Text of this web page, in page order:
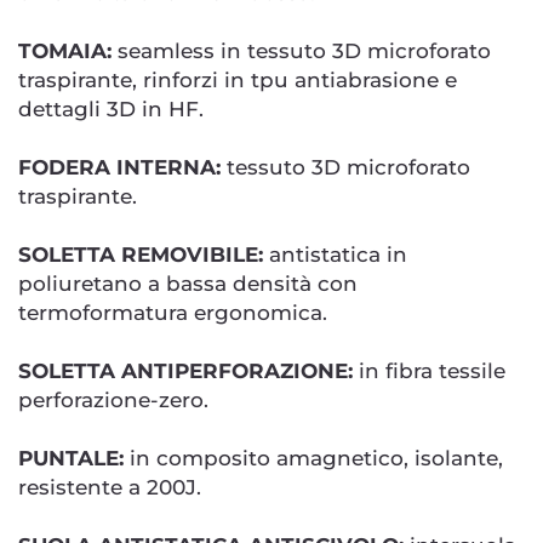
TOMAIA: seamless in tessuto 3D microforato
traspirante, rinforzi in tpu antiabrasione e
dettagli 3D in HF.
FODERA INTERNA: tessuto 3D microforato
traspirante.
SOLETTA REMOVIBILE: antistatica in
poliuretano a bassa densità con
termoformatura ergonomica.
SOLETTA ANTIPERFORAZIONE: in fibra tessile
perforazione-zero.
PUNTALE: in composito amagnetico, isolante,
resistente a 200J.